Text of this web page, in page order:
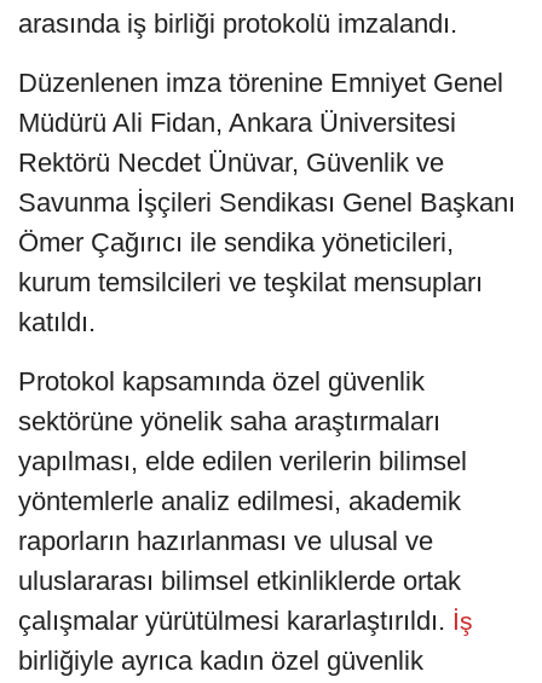
arasında iş birliği protokolü imzalandı.
Düzenlenen imza törenine Emniyet Genel
Müdürü Ali Fidan, Ankara Üniversitesi
Rektörü Necdet Ünüvar, Güvenlik ve
Savunma İşçileri Sendikası Genel Başkanı
Ömer Çağırıcı ile sendika yöneticileri,
kurum temsilcileri ve teşkilat mensupları
katıldı.
Protokol kapsamında özel güvenlik
sektörüne yönelik saha araştırmaları
yapılması, elde edilen verilerin bilimsel
yöntemlerle analiz edilmesi, akademik
raporların hazırlanması ve ulusal ve
uluslararası bilimsel etkinliklerde ortak
çalışmalar yürütülmesi kararlaştırıldı. İş
birliğiyle ayrıca kadın özel güvenlik